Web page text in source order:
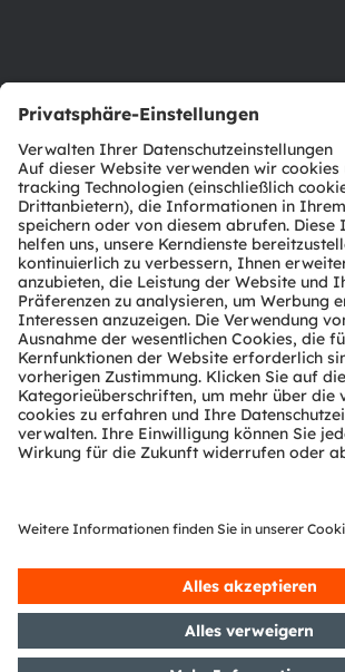
Produkt Selektor
Download Center
Tools
Kundenanfragen
Technischer Support
Partner Netzwerk
Whistleblowing
© 2026 ams-OSRAM AG. All rights reserved.
Datenschutzerklärung Nutzungsbedingungen
ImpressumCookie PolicyAI Policy